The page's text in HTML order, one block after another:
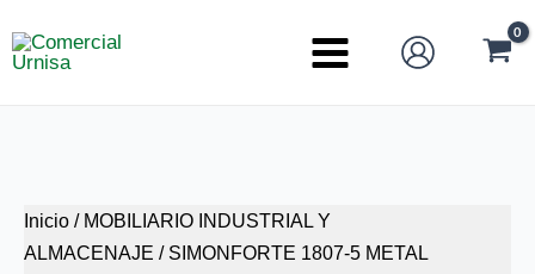
al
Main
Inicio / MOBILIARIO INDUSTRIAL Y
ALMACENAJE / SIMONFORTE 1807-5 METAL